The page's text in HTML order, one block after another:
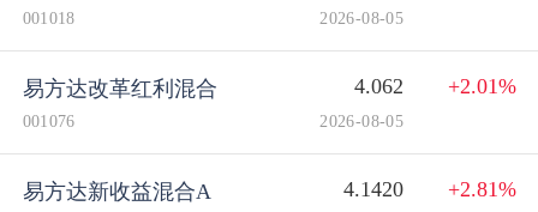
001018 2026-08-05
易方达改革红利混合 4.062 +2.01%
001076 2026-08-05
易方达新收益混合A 4.1420 +2.81%